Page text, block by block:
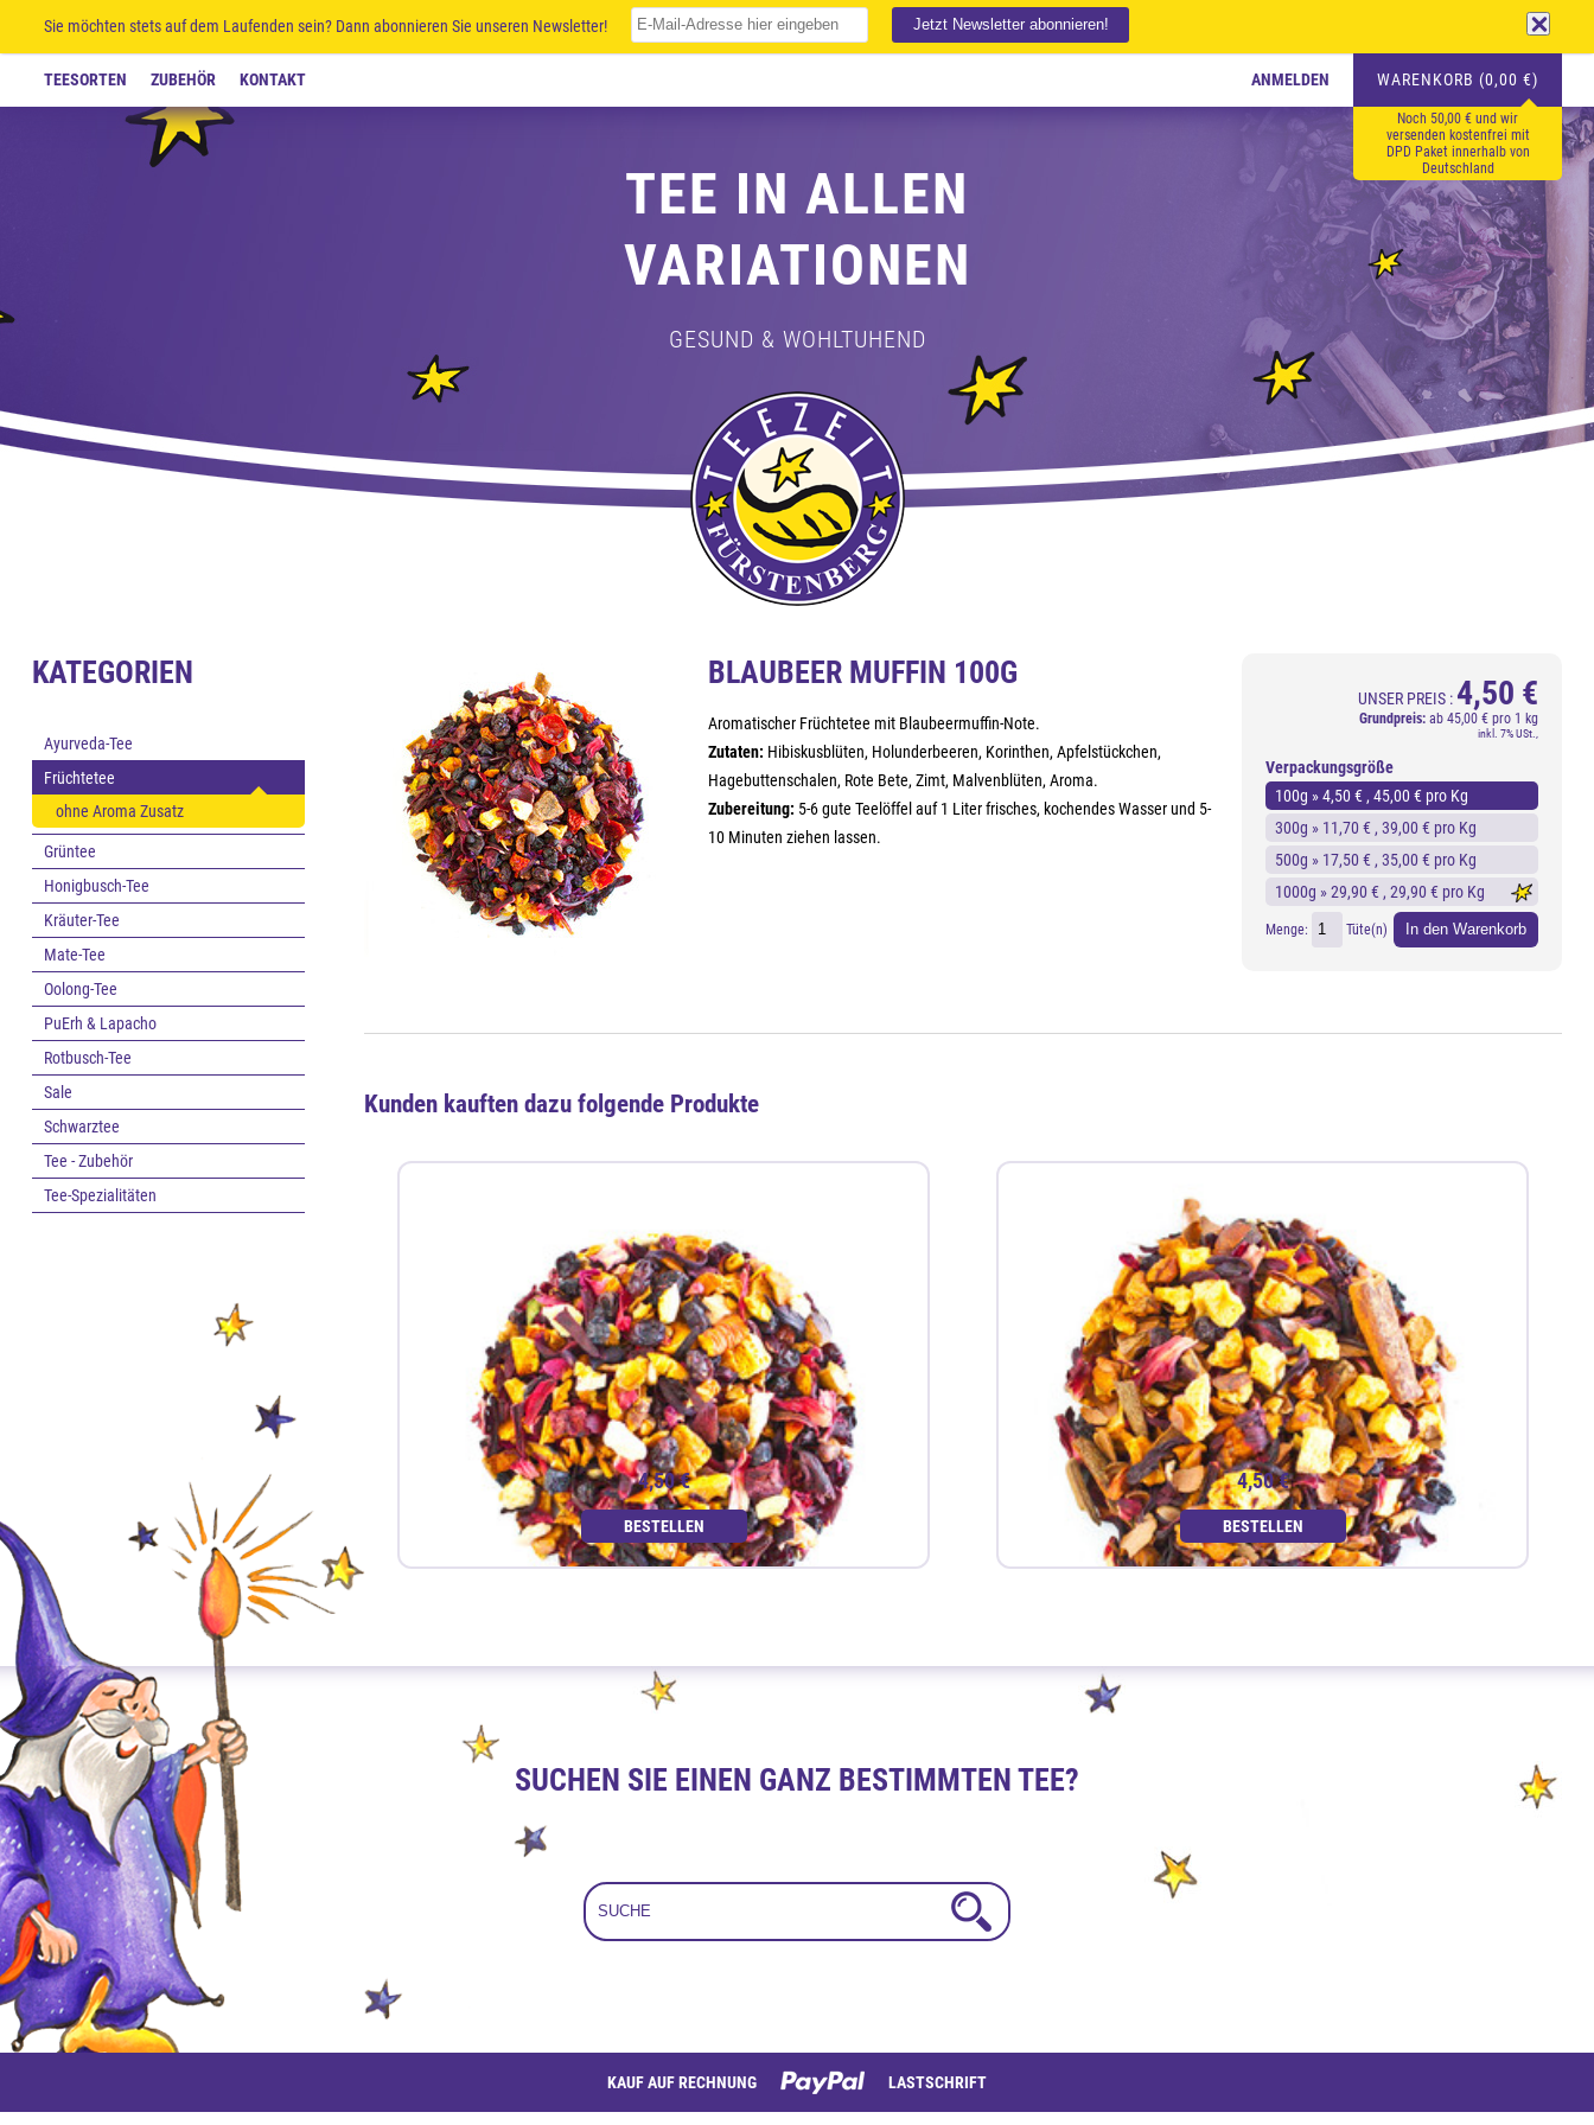
Sie möchten stets auf dem Laufenden sein? Dann abonnieren Sie unseren Newsletter!
TEESORTEN ZUBEHÖR KONTAKT ANMELDEN WARENKORB (0,00 €)
Noch 50,00 € und wir
versenden kostenfrei mit
DPD Paket innerhalb von
Deutschland
TEE IN ALLEN
VARIATIONEN
GESUND & WOHLTUHEND
KATEGORIEN
Ayurveda-Tee
Früchtetee
ohne Aroma Zusatz
Grüntee
Honigbusch-Tee
Kräuter-Tee
Mate-Tee
Oolong-Tee
PuErh & Lapacho
Rotbusch-Tee
Sale
Schwarztee
Tee - Zubehör
Tee-Spezialitäten
BLAUBEER MUFFIN 100G
Aromatischer Früchtetee mit Blaubeermuffin-Note.
Zutaten: Hibiskusblüten, Holunderbeeren, Korinthen, Apfelstückchen,
Hagebuttenschalen, Rote Bete, Zimt, Malvenblüten, Aroma.
Zubereitung: 5-6 gute Teelöffel auf 1 Liter frisches, kochendes Wasser und 5-
10 Minuten ziehen lassen.
UNSER PREIS : 4,50 €
Grundpreis: ab 45,00 € pro 1 kg
inkl. 7% USt.,
Verpackungsgröße
100g »4,50 € , 45,00 € pro Kg
300g » 11,70 € , 39,00 € pro Kg
500g » 17,50 € , 35,00 € pro Kg
1000g »29,90 € , 29,90 € pro Kg
Menge: Tüte(n) In den Warenkorb
Kunden kauften dazu folgende Produkte
Cranberry Vanille 100g
4,50 €
BESTELLEN
4,50 €
BESTELLEN
SUCHEN SIE EINEN GANZ BESTIMMTEN TEE?
KAUF AUF RECHNUNG
LASTSCHRIFT